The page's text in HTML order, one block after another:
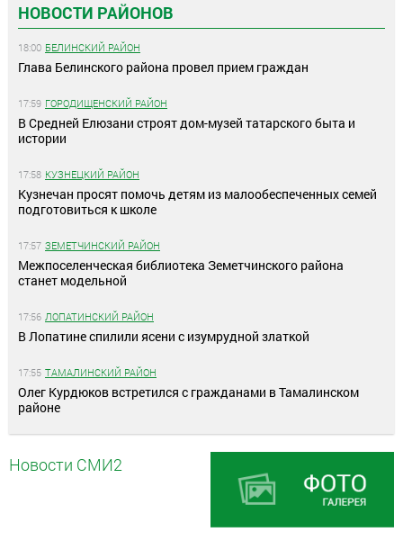
НОВОСТИ РАЙОНОВ
18:00 БЕЛИНСКИЙ РАЙОН
Глава Белинского района провел прием граждан
17:59 ГОРОДИЩЕНСКИЙ РАЙОН
В Средней Елюзани строят дом-музей татарского быта и
истории
17:58 КУЗНЕЦКИЙ РАЙОН
Кузнечан просят помочь детям из малообеспеченных семей
подготовиться к школе
17:57 ЗЕМЕТЧИНСКИЙ РАЙОН
Межпоселенческая библиотека Земетчинского района
станет модельной
17:56 ЛОПАТИНСКИЙ РАЙОН
В Лопатине спилили ясени с изумрудной златкой
17:55 ТАМАЛИНСКИЙ РАЙОН
Олег Курдюков встретился с гражданами в Тамалинском
районе
Новости СМИ2